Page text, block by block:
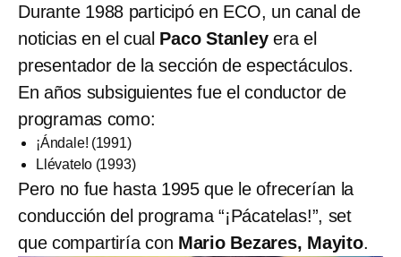
Durante 1988 participó en ECO, un canal de
noticias en el cual Paco Stanleyera el
presentador de la sección de espectáculos.
En años subsiguientes fue el conductor de
programas como:
¡Ándale! (1991)
Llévatelo (1993)
Pero no fue hasta 1995 que le ofrecerían la
conducción del programa “¡Pácatelas!”, set
que compartiría con Mario Bezares, Mayito.